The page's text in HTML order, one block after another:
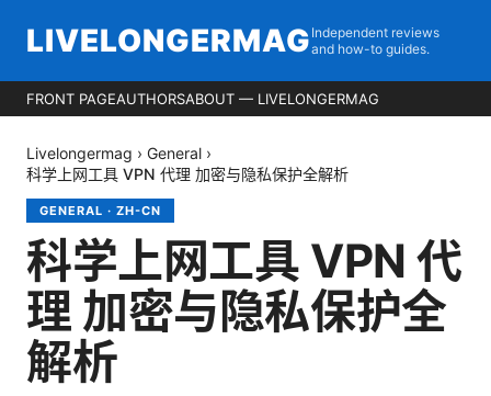
LIVELONGERMAG Independent reviews
and how-to guides.
FRONT PAGEAUTHORSABOUT — LIVELONGERMAG
Livelongermag › General ›
科学上网工具 VPN 代理 加密与隐私保护全解析
GENERAL · ZH-CN
科学上网工具 VPN 代
理 加密与隐私保护全
解析